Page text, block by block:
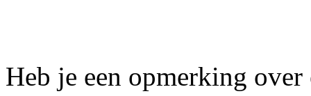
Heb je een opmerking over